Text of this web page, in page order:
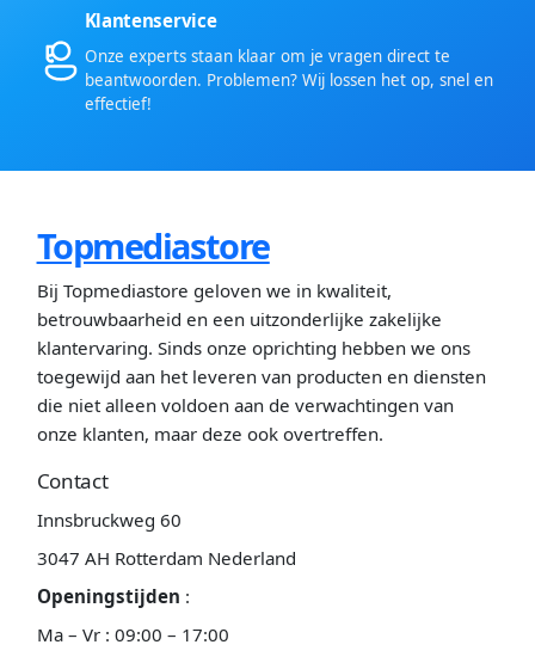
Klantenservice
Onze experts staan klaar om je vragen direct te
beantwoorden. Problemen? Wij lossen het op, snel en
effectief!
Topmediastore
Bij Topmediastore geloven we in kwaliteit,
betrouwbaarheid en een uitzonderlijke zakelijke
klantervaring. Sinds onze oprichting hebben we ons
toegewijd aan het leveren van producten en diensten
die niet alleen voldoen aan de verwachtingen van
onze klanten, maar deze ook overtreffen.
Contact
Innsbruckweg 60
3047 AH Rotterdam Nederland
Openingstijden :
Ma – Vr : 09:00 – 17:00